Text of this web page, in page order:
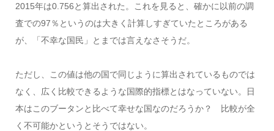
2015年は0.756と算出された。これを見ると、確かに以前の調
査での97％というのは大きく計算しすぎていたところがある
が、「不幸な国民」とまでは言えなさそうだ。
ただし、この値は他の国で同じように算出されているものでは
なく、広く比較できるような国際的指標とはなっていない。日
本はこのブータンと比べて幸せな国なのだろうか？ 比較が全
く不可能かというとそうではない。